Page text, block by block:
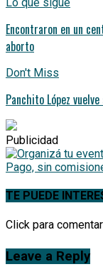
Encontraron en un
aborto
Don't Miss
Panchito López
Publicidad
TE PUEDE
Click para comentar
Leave a Reply